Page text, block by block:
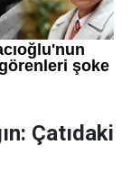
Çatıdaki